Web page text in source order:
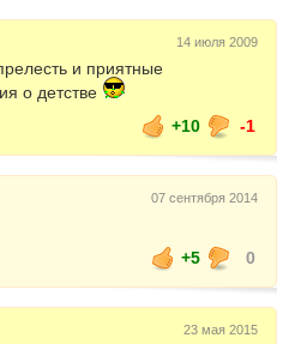
14 июля 2009
и приятные
о детстве
+10
-1
07 сентября 2014
+5
0
23 мая 2015